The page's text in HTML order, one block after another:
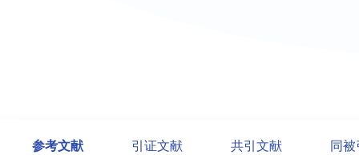
参考文献 引证文献 共引文献 同